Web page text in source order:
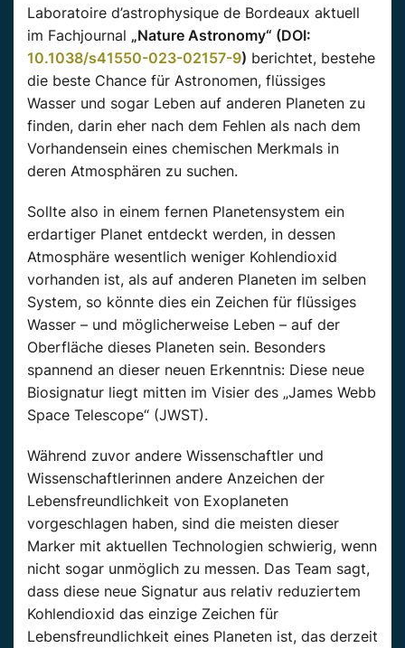
Laboratoire d’astrophysique de Bordeaux aktuell
im Fachjournal „Nature Astronomy“ (DOI:
10.1038/s41550-023-02157-9) berichtet, bestehe
die beste Chance für Astronomen, flüssiges
Wasser und sogar Leben auf anderen Planeten zu
finden, darin eher nach dem Fehlen als nach dem
Vorhandensein eines chemischen Merkmals in
deren Atmosphären zu suchen.
Sollte also in einem fernen Planetensystem ein
erdartiger Planet entdeckt werden, in dessen
Atmosphäre wesentlich weniger Kohlendioxid
vorhanden ist, als auf anderen Planeten im selben
System, so könnte dies ein Zeichen für flüssiges
Wasser – und möglicherweise Leben – auf der
Oberfläche dieses Planeten sein. Besonders
spannend an dieser neuen Erkenntnis: Diese neue
Biosignatur liegt mitten im Visier des „James Webb
Space Telescope“ (JWST).
Während zuvor andere Wissenschaftler und
Wissenschaftlerinnen andere Anzeichen der
Lebensfreundlichkeit von Exoplaneten
vorgeschlagen haben, sind die meisten dieser
Marker mit aktuellen Technologien schwierig, wenn
nicht sogar unmöglich zu messen. Das Team sagt,
dass diese neue Signatur aus relativ reduziertem
Kohlendioxid das einzige Zeichen für
Lebensfreundlichkeit eines Planeten ist, das derzeit